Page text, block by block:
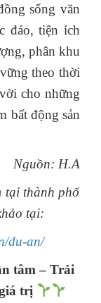
sống văn
đáo, tiện ích
phân khu
theo thời
cho những
bất động sản
Nguồn: H.A
tại thành phố
tại:
du-an/
tâm – Trải
trị